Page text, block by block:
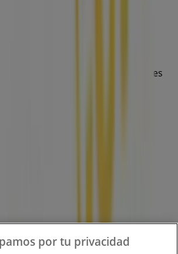
de Shopfully, la empresa
reinventando las compras locales
empresas
por tu privacidad